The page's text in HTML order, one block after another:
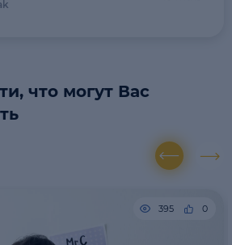
что могут Вас
395 0